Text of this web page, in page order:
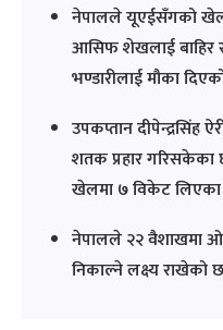
नेपालले यूएईसँगको
आसिफ शेखलाई बाहिर
भण्डारीलाई मौका
उपकप्तान
शतक प्रहार
खेलमा ७ विकेट
नेपालले २२ वैशाखमा
निकाल्ने लक्ष्य राखेको